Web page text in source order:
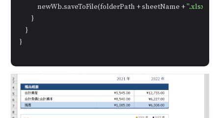
            newWb.saveToFile(folderPath + sheetName +
".xlsx"
        }
    }
}